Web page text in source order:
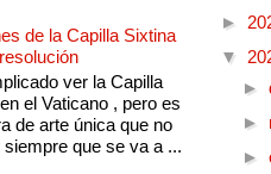
de la Capilla Sixtina
ver la Capilla
el Vaticano , pero es
de arte única que no
que se va a ...
►
▼
►
►
►